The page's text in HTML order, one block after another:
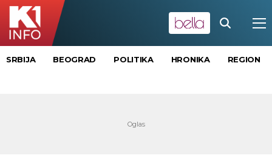
SRBIJA BEOGRAD POLITIKA HRONIKA REGION